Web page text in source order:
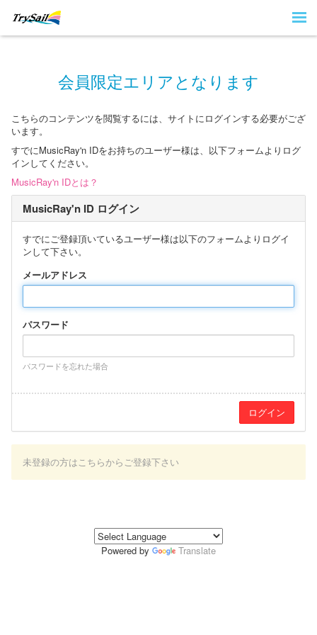
会員限定エリアとなります
こちらのコンテンツを閲覧するには、サイトにログインする必要がござ
います。
すでにMusicRay'n IDをお持ちのユーザー様は、以下フォームよりログ
インしてください。
MusicRay'n IDとは？
MusicRay'n ID ログイン
すでにご登録頂いているユーザー様は以下のフォームよりログイ
ンして下さい。
メールアドレス
パスワード
パスワードを忘れた場合
未登録の方はこちらからご登録下さい
Powered by Translate